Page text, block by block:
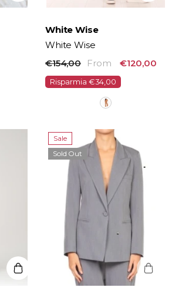
Vendor:
White Wise
White Wise
€154,00
From €120,00
Risparmia €34,00
Sale
Sold Out